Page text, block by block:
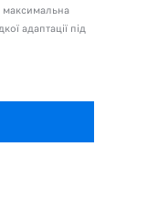
максимальна
адаптації під